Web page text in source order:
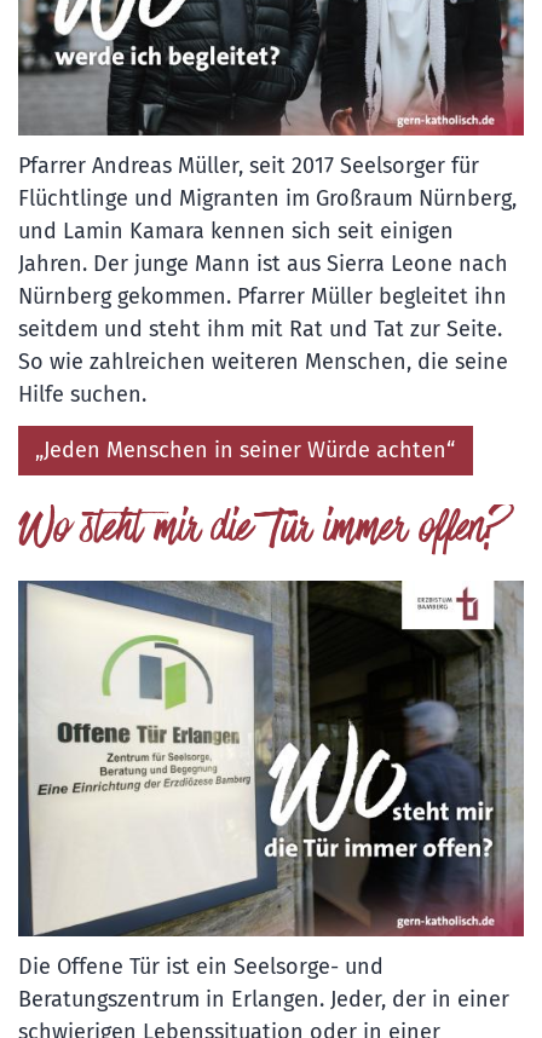
Pfarrer Andreas Müller, seit 2017 Seelsorger für
Flüchtlinge und Migranten im Großraum Nürnberg,
und Lamin Kamara kennen sich seit einigen
Jahren. Der junge Mann ist aus Sierra Leone nach
Nürnberg gekommen. Pfarrer Müller begleitet ihn
seitdem und steht ihm mit Rat und Tat zur Seite.
So wie zahlreichen weiteren Menschen, die seine
Hilfe suchen.
„Jeden Menschen in seiner Würde achten“
Wo steht mir die Tür immer offen?
Die Offene Tür ist ein Seelsorge- und
Beratungszentrum in Erlangen. Jeder, der in einer
schwierigen Lebenssituation oder in einer